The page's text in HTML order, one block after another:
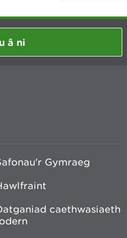
â ni
Gymraeg
caethwasiaeth